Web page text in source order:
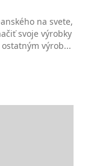
na svete,
svoje výrobky
výrob...